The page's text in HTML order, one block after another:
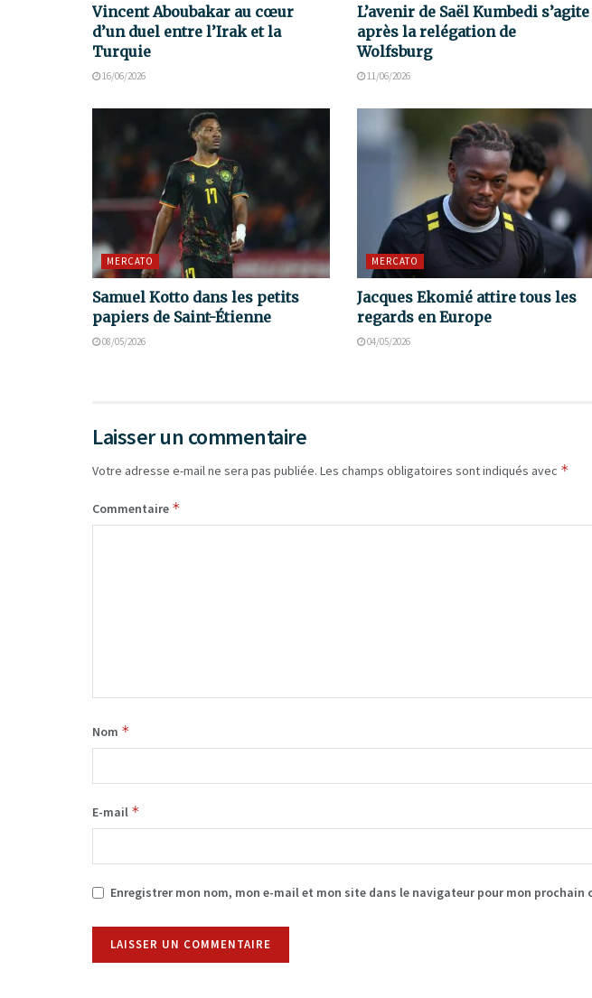
Vincent Aboubakar au cœur
d’un duel entre l’Irak et la
Turquie
16/06/2026
L’avenir de Saël Kumbedi s’agite
après la relégation de
Wolfsburg
11/06/2026
MERCATO
Samuel Kotto dans les petits
papiers de Saint-Étienne
08/05/2026
MERCATO
Jacques Ekomié attire tous les
regards en Europe
04/05/2026
Laisser un commentaire
Votre adresse e-mail ne sera pas publiée. Les champs obligatoires sont indiqués avec *
Commentaire *
Nom *
E-mail *
Enregistrer mon nom, mon e-mail et mon site dans le navigateur pour mon prochain